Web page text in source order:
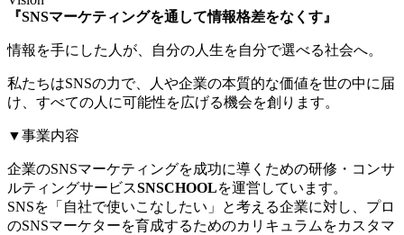
『SNSマーケティングを通して情報格差をなくす』
情報を手にした人が、自分の人生を自分で選べる社会へ。
私たちはSNSの力で、人や企業の本質的な価値を世の中に届
け、すべての人に可能性を広げる機会を創ります。
▼事業内容
企業のSNSマーケティングを成功に導くための研修・コンサ
ルティングサービスSNSCHOOLを運営しています。
SNSを「自社で使いこなしたい」と考える企業に対し、プロ
のSNSマーケターを育成するためのカリキュラムをカスタマ